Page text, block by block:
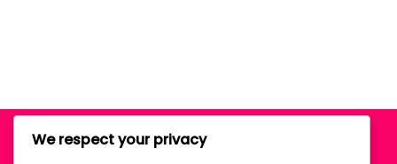
We respect your privacy